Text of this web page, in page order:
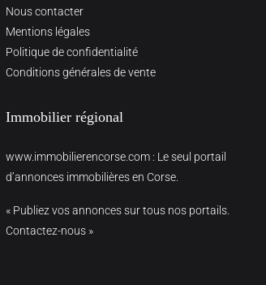
Nous contacter
Mentions légales
Politique de confidentialité
Conditions générales de vente
Immobilier régional
www.immobilierencorse.com : Le seul portail
d’annonces immobilières en Corse.
« Publiez vos annonces sur tous nos portails.
Contactez-nous »